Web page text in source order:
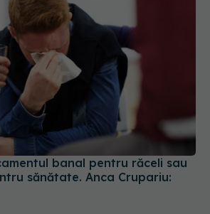
sănătate. Anca Crupariu: